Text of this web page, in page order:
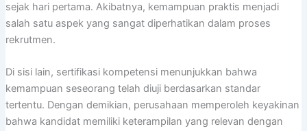
sejak hari pertama. Akibatnya, kemampuan praktis menjadi
salah satu aspek yang sangat diperhatikan dalam proses
rekrutmen.
Di sisi lain, sertifikasi kompetensi menunjukkan bahwa
kemampuan seseorang telah diuji berdasarkan standar
tertentu. Dengan demikian, perusahaan memperoleh keyakinan
bahwa kandidat memiliki keterampilan yang relevan dengan